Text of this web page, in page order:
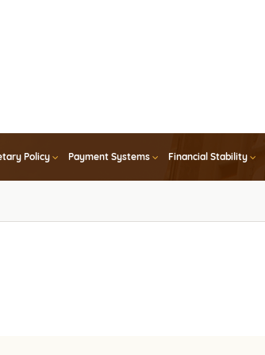
Policy Payment Systems Financial Stability